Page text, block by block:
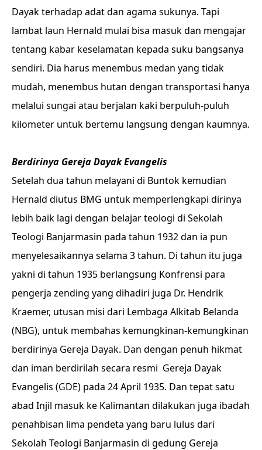
Dayak terhadap adat dan agama sukunya. Tapi
lambat laun Hernald mulai bisa masuk dan mengajar
tentang kabar keselamatan kepada suku bangsanya
sendiri. Dia harus menembus medan yang tidak
mudah, menembus hutan dengan transportasi hanya
melalui sungai atau berjalan kaki berpuluh-puluh
kilometer untuk bertemu langsung dengan kaumnya.
Berdirinya Gereja Dayak Evangelis
Setelah dua tahun melayani di Buntok kemudian
Hernald diutus BMG untuk memperlengkapi dirinya
lebih baik lagi dengan belajar teologi di Sekolah
Teologi Banjarmasin pada tahun 1932 dan ia pun
menyelesaikannya selama 3 tahun. Di tahun itu juga
yakni di tahun 1935 berlangsung Konfrensi para
pengerja zending yang dihadiri juga Dr. Hendrik
Kraemer, utusan misi dari Lembaga Alkitab Belanda
(NBG), untuk membahas kemungkinan-kemungkinan
berdirinya Gereja Dayak. Dan dengan penuh hikmat
dan iman berdirilah secara resmi Gereja Dayak
Evangelis (GDE) pada 24 April 1935. Dan tepat satu
abad Injil masuk ke Kalimantan dilakukan juga ibadah
penahbisan lima pendeta yang baru lulus dari
Sekolah Teologi Banjarmasin di gedung Gereja